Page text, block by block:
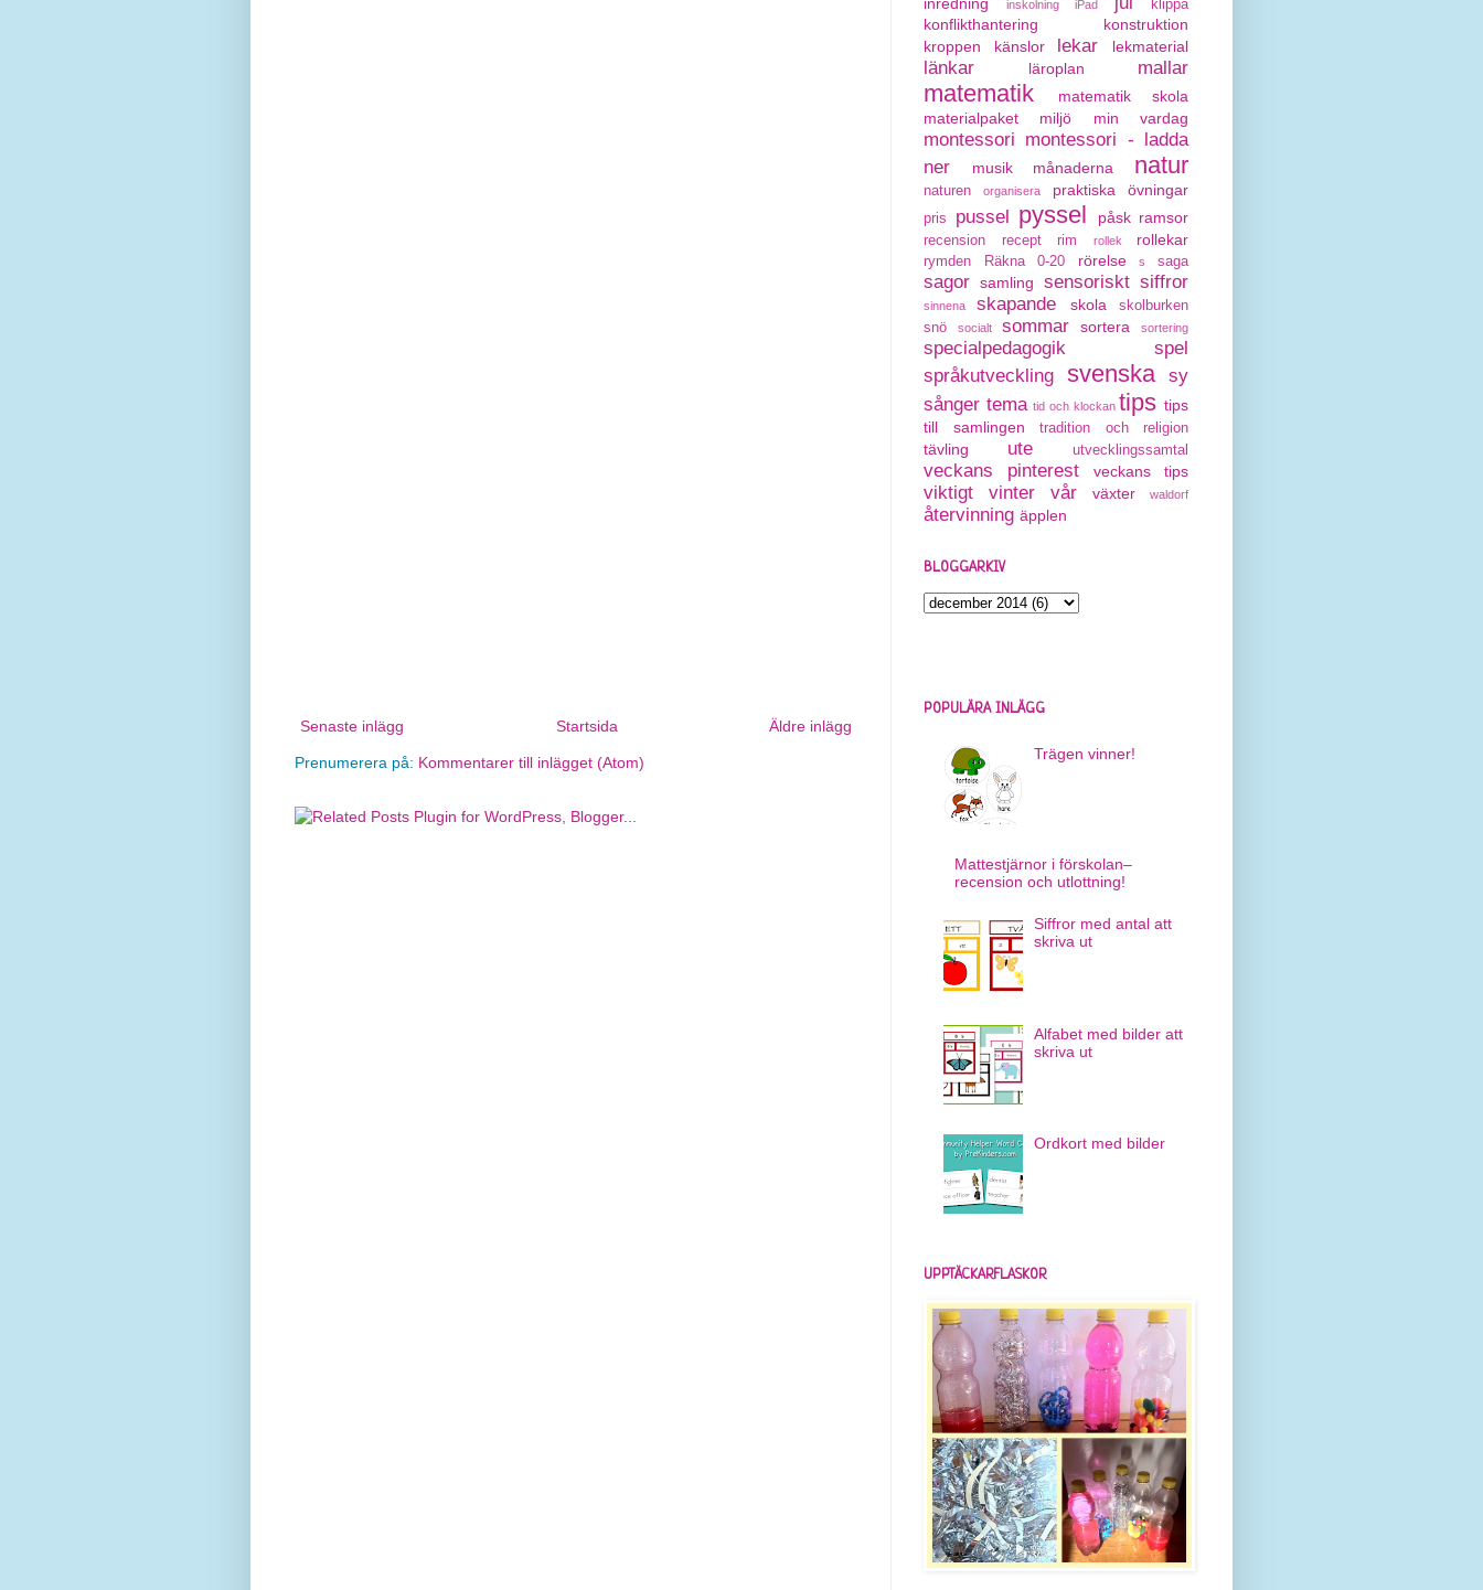
Senaste inlägg Äldre inlägg
Startsida
Prenumerera på: Kommentarer till inlägget (Atom)
inskolning iPad klippa
konflikthantering
konstruktion
kroppen
känslor lekar lekmaterial
länkar läroplan mallar
matematik
matematik skola
materialpaket
miljö min vardag
montessori montessori - ladda
ner
musik månaderna natur
naturen organisera praktiska övningar
pris pussel pyssel påsk ramsor
recension recept rim rollek rollekar
rymden Räkna 0-20 rörelse s saga
sagor samling sensoriskt siffror
sinnena skapande skola
skolburken
snö
socialt sommar sortera sortering
specialpedagogik
spel
språkutveckling
svenska
sy
sånger tema tid och klockan tips tips
till samlingen
tradition och religion
tävling ute utvecklingssamtal
veckans pinterest veckans tips
viktigt vinter vår växter waldorf
återvinning äpplen
BLOGGARKIV
POPULÄRA INLÄGG
Trägen vinner!
Mattestjärnor i förskolan–
recension och utlottning!
Siffror med antal att
skriva ut
Alfabet med bilder att
skriva ut
Ordkort med bilder
UPPTÄCKARFLASKOR